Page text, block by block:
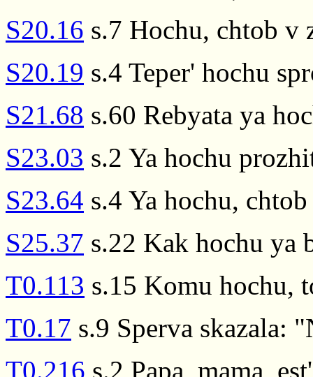
S20.16 s.7 Hochu, chtob v
S20.19 s.4 Teper' hochu
S21.68 s.60 Rebyata ya
S23.03 s.2 Ya hochu
S23.64 s.4 Ya hochu,
S25.37 s.22 Kak hochu ya
T0.113 s.15 Komu hochu,
T0.17 s.9 Sperva skazala:
T0.216 s.2 Papa, mama,